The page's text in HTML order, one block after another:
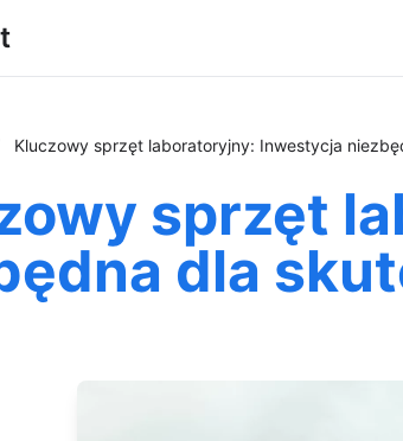
Kluczowy sprzęt laboratoryjny: Inwestycja
sprzęt
dla